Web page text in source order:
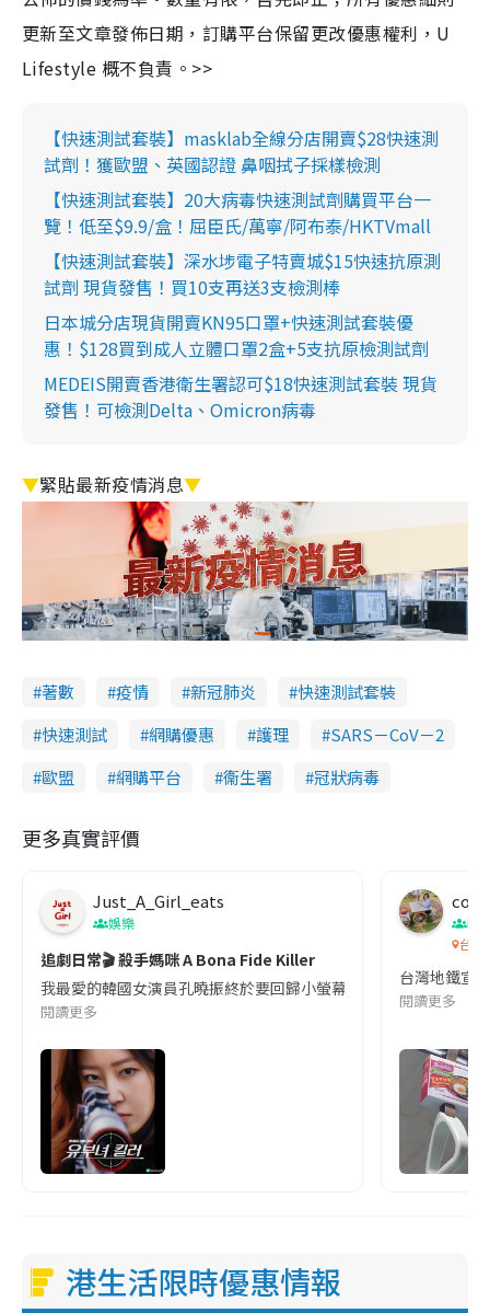
更新至文章發佈日期，訂購平台保留更改優惠權利，U
Lifestyle 概不負責。>>
【快速測試套裝】masklab全線分店開賣$28快速測
試劑！獲歐盟、英國認證 鼻咽拭子採樣檢測
【快速測試套裝】20大病毒快速測試劑購買平台一
覽！低至$9.9/盒！屈臣氏/萬寧/阿布泰/HKTVmall
【快速測試套裝】深水埗電子特賣城$15快速抗原測
試劑 現貨發售！買10支再送3支檢測棒
日本城分店現貨開賣KN95口罩+快速測試套裝優
惠！$128買到成人立體口罩2盒+5支抗原檢測試劑
MEDEIS開賣香港衛生署認可$18快速測試套裝 現貨
發售！可檢測Delta、Omicron病毒
▼緊貼最新疫情消息▼
著數 疫情 新冠肺炎
快速測試套裝
快速測試
網購優惠 護理
SARS－CoV－2
歐盟
網購平台 衞生署 冠狀病毒
更多真實評價
Just_A_Girl_eats
娛樂
追劇日常🎬 殺手媽咪 A Bona Fide Killer
我最愛的韓國女演員孔曉振終於要回歸小螢幕啦!這次的劇本改編
閱讀更多
co
吹
台灣
台灣地鐵宣
閱讀更多
港生活限時優惠情報